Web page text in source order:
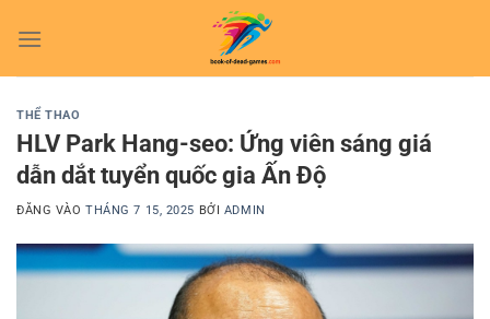
qua
THỂ THAO
HLV Park Hang-seo: Ứng viên sáng giá
dẫn dắt tuyển quốc gia Ấn Độ
ĐĂNG VÀOTHÁNG 7 15, 2025 BỞI ADMIN